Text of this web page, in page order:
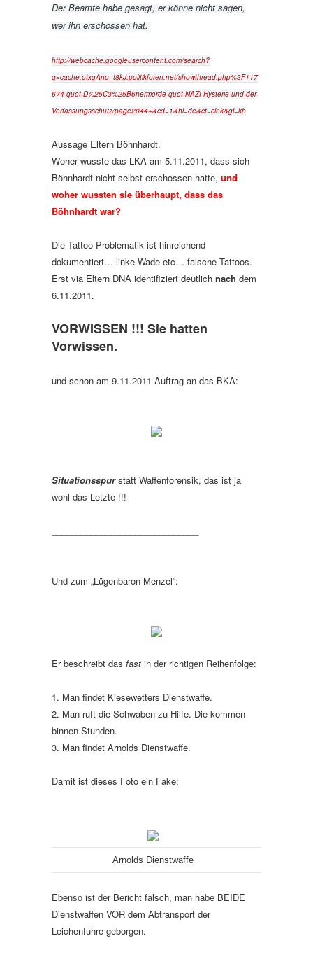
Der Beamte habe gesagt, er könne nicht sagen,
wer ihn erschossen hat.
http://webcache.googleusercontent.com/search?
q=cache:otxgAno_t8kJ:politikforen.net/showthread.php%3F117
674-quot-D%25C3%25B6nermorde-quot-NAZI-Hysterie-und-der-
Verfassungsschutz/page2044+&cd=1&hl=de&ct=clnk&gl=kh
Aussage Eltern Böhnhardt.
Woher wusste das LKA am 5.11.2011, dass sich
Böhnhardt nicht selbst erschossen hatte, und
woher wussten sie überhaupt, dass das
Böhnhardt war?
Die Tattoo-Problematik ist hinreichend
dokumentiert… linke Wade etc… falsche Tattoos.
Erst via Eltern DNA identifiziert deutlich nach dem
6.11.2011.
VORWISSEN !!! Sie hatten
Vorwissen.
und schon am 9.11.2011 Auftrag an das BKA:
Situationsspurstatt Waffenforensik, das ist ja
wohl das Letzte !!!
Und zum „Lügenbaron Menzel“:
Er beschreibt das fast in der richtigen Reihenfolge:
1. Man findet Kiesewetters Dienstwaffe.
2. Man ruft die Schwaben zu Hilfe. Die kommen
binnen Stunden.
3. Man findet Arnolds Dienstwaffe.
Damit ist dieses Foto ein Fake:
Arnolds Dienstwaffe
Ebenso ist der Bericht falsch, man habe BEIDE
Dienstwaffen VOR dem Abtransport der
Leichenfuhre geborgen.